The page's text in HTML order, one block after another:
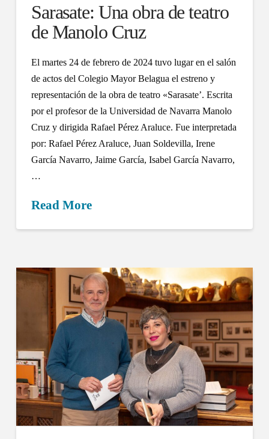
Sarasate: Una obra de teatro
de Manolo Cruz
El martes 24 de febrero de 2024 tuvo lugar en el salón
de actos del Colegio Mayor Belagua el estreno y
representación de la obra de teatro «Sarasate’. Escrita
por el profesor de la Universidad de Navarra Manolo
Cruz y dirigida Rafael Pérez Araluce. Fue interpretada
por: Rafael Pérez Araluce, Juan Soldevilla, Irene
García Navarro, Jaime García, Isabel García Navarro,
…
Read More